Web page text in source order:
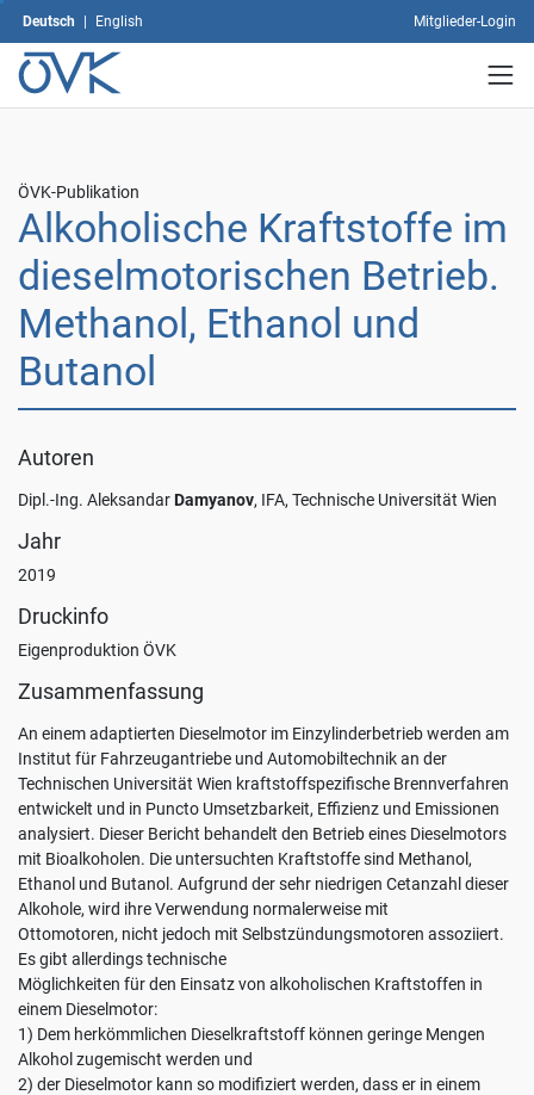
können
Sie
jederzeit
mit
widerrufen,
indem
Sie
Ihre
Einstellungen
ändern.
Weitere
Informationen
Thema
finden
Sie
Datenschutz
Benutzerdefinierte
Einstellungen
Alle
akzeptieren
Nur
Notwendige
akzeptieren
Deutsch | English Mitglieder-Login
ÖVK-Publikation
Alkoholische Kraftstoffe im
dieselmotorischen Betrieb.
Methanol, Ethanol und
Butanol
Autoren
Dipl.-Ing. AleksandarDamyanov, IFA, Technische Universität Wien
Jahr
2019
Druckinfo
Eigenproduktion ÖVK
Zusammenfassung
An einem adaptierten Dieselmotor im Einzylinderbetrieb werden am
Institut für Fahrzeugantriebe und Automobiltechnik an der
Technischen Universität Wien kraftstoffspezifische Brennverfahren
entwickelt und in Puncto Umsetzbarkeit, Effizienz und Emissionen
analysiert. Dieser Bericht behandelt den Betrieb eines Dieselmotors
mit Bioalkoholen. Die untersuchten Kraftstoffe sind Methanol,
Ethanol und Butanol. Aufgrund der sehr niedrigen Cetanzahl dieser
Alkohole, wird ihre Verwendung normalerweise mit
Ottomotoren, nicht jedoch mit Selbstzündungsmotoren assoziiert.
Es gibt allerdings technische
Möglichkeiten für den Einsatz von alkoholischen Kraftstoffen in
einem Dieselmotor:
1) Dem herkömmlichen Dieselkraftstoff können geringe Mengen
Alkohol zugemischt werden und
2) der Dieselmotor kann so modifiziert werden, dass er in einem